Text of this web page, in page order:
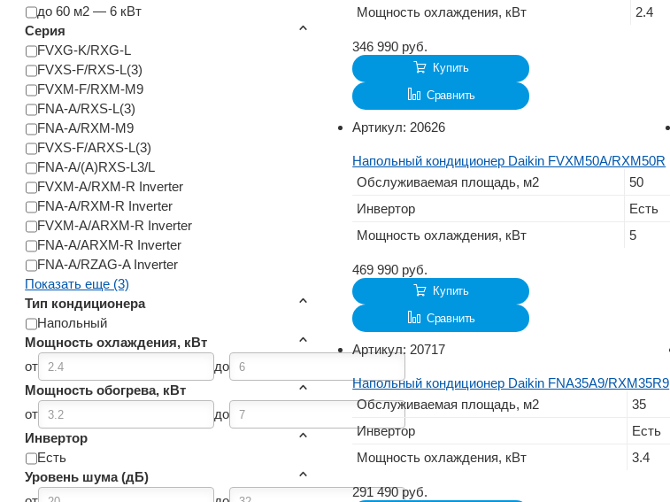
до 60 м2 — 6 кВт
Серия
FVXG-K/RXG-L
FVXS-F/RXS-L(3)
FVXM-F/RXM-M9
FNA-A/RXS-L(3)
FNA-A/RXM-M9
FVXS-F/ARXS-L(3)
FNA-A/(A)RXS-L3/L
FVXM-A/RXM-R Inverter
FNA-A/RXM-R Inverter
FVXM-A/ARXM-R Inverter
FNA-A/ARXM-R Inverter
FNA-A/RZAG-A Inverter
Показать еще (3)
Тип кондиционера
Напольный
Мощность охлаждения, кВт
от
до
Мощность обогрева, кВт
от
до
Инвертор
Есть
Уровень шума (дБ)
Мощность охлаждения, кВт
2.4
346 990 руб.
Купить
Сравнить
Артикул: 20626
Напольный кондиционер Daikin FVXM50A/RXM50R
Обслуживаемая площадь, м2
50
Инвертор
Есть
Мощность охлаждения, кВт
5
469 990 руб.
Купить
Сравнить
Артикул: 20717
Напольный кондиционер Daikin FNA35A9/RXM35R9
Обслуживаемая площадь, м2
35
Инвертор
Есть
Мощность охлаждения, кВт
3.4
291 490руб.